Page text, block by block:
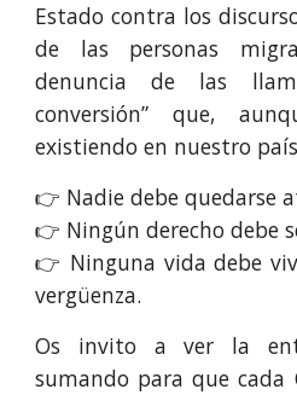
Estado contra los
de las personas
denuncia de las
conversión” que,
existiendo en nuestro
👉 Nadie debe quedarse
👉 Ningún derecho debe
👉 Ninguna vida debe
vergüenza.
Os invito a ver la
sumando para que cada